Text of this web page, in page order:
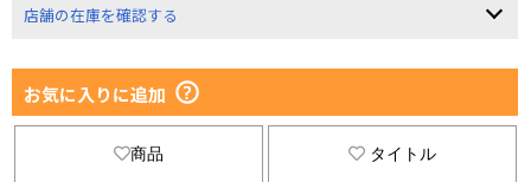
店舗の在庫を確認する
お気に入りに追加
商品 タイトル